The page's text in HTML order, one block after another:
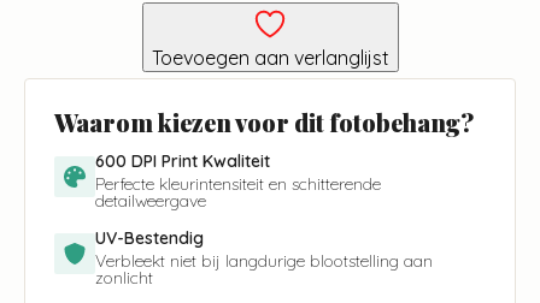
Toevoegen aan verlanglijst
Waarom kiezen voor dit fotobehang?
600 DPI Print Kwaliteit
Perfecte kleurintensiteit en schitterende
detailweergave
UV-Bestendig
Verbleekt niet bij langdurige blootstelling aan
zonlicht